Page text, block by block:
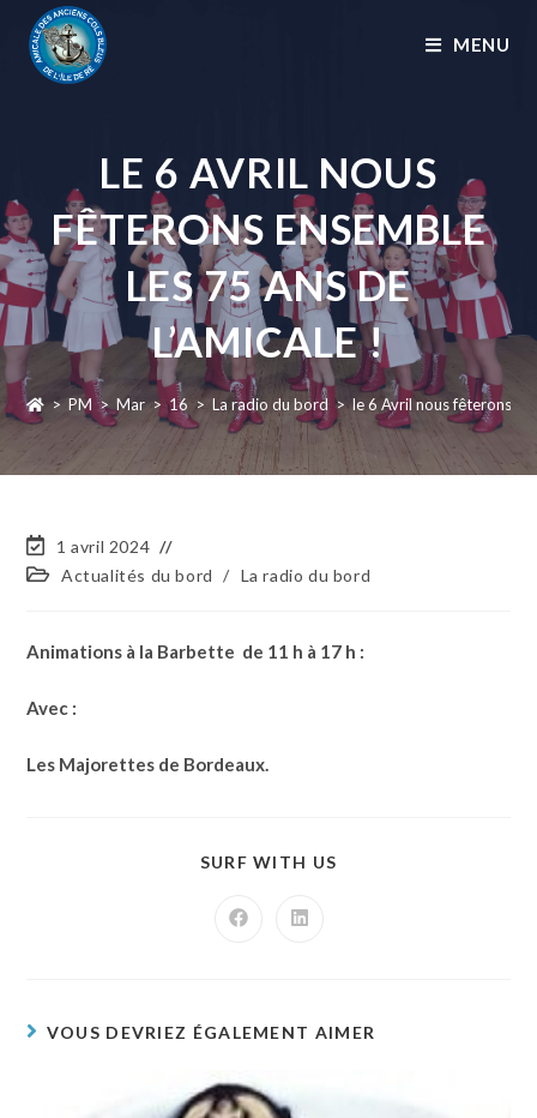
MENU
LE 6 AVRIL NOUS
FÊTERONS ENSEMBLE
LES 75 ANS DE
L’AMICALE !
> PM > Mar > 16 > La radio du bord > le 6 Avril nous fêterons
1 avril 2024
Actualités du bord
/ La radio du bord
Animations à la Barbette de 11 h à 17 h :
Avec :
Les Majorettes de Bordeaux.
SURF WITH US
VOUS DEVRIEZ ÉGALEMENT AIMER